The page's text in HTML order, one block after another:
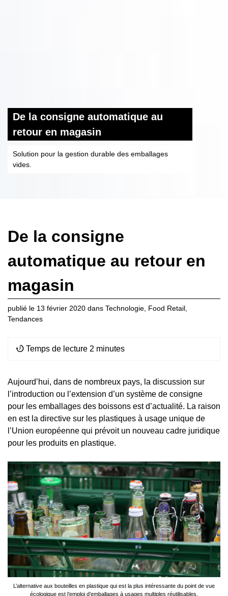
De la consigne automatique au
retour en magasin
Solution pour la gestion durable des emballages
vides.
De la consigne
automatique au retour en
magasin
publié le 13 février 2020 dans Technologie Food Retail
Tendances
Temps de lecture 2 minutes
Aujourd’hui, dans de nombreux pays, la discussion sur
l’introduction ou l’extension d’un système de consigne
pour les emballages des boissons est d’actualité. La raison
en est la directive sur les plastiques à usage unique de
l’Union européenne qui prévoit un nouveau cadre juridique
pour les produits en plastique.
L’alternative aux bouteilles en plastique qui est la plus intéressante du point de vue
écologique est l’emploi d’emballages à usages multiples réutilisables.